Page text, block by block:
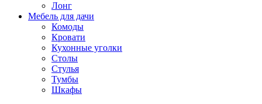
Лонг
Мебель для дачи
Комоды
Кровати
Кухонные уголки
Столы
Стулья
Тумбы
Шкафы